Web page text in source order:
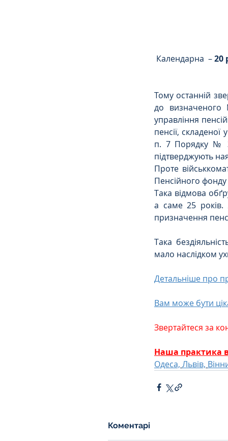
Календарна  – 20
Тому останній
до визначеного
управління
пенсії,
п. 7 Порядку №
підтверджують
Проте
Пенсійного фонду
Така відмова
а саме 25 років.
призначення
Така
мало наслідком
Детальніше про
Вам може бути
Звертайтеся за
Наша практика
Одеса, Львів,
Коментарі